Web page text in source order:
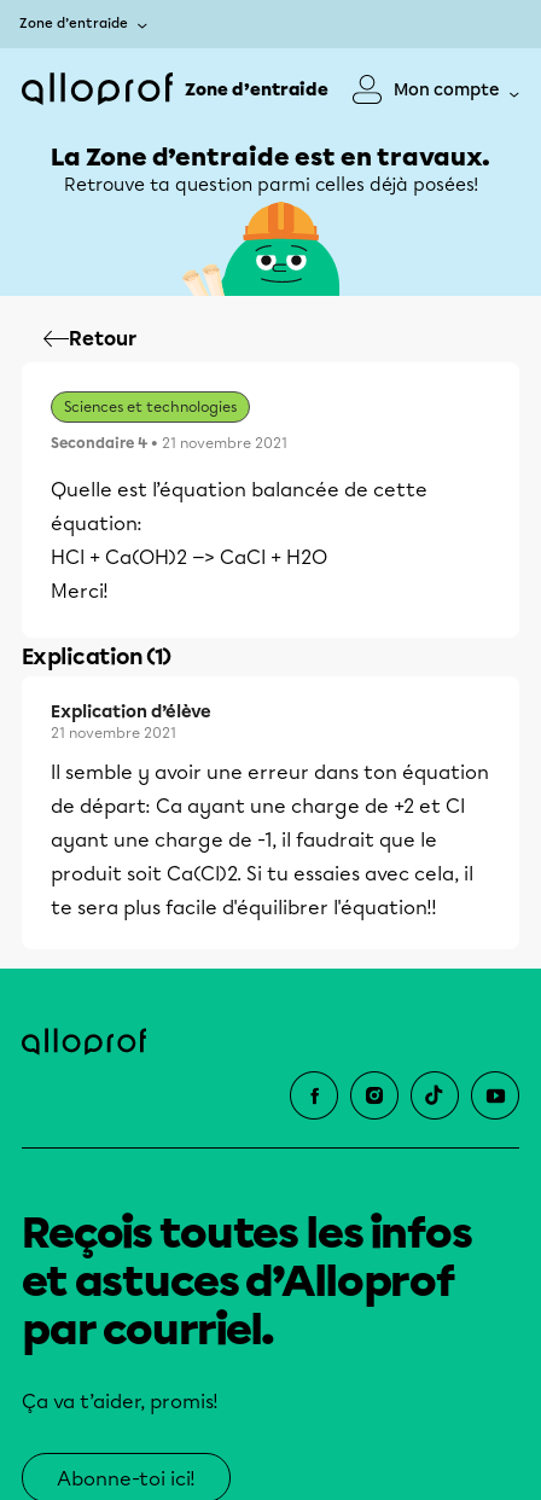
Zone d’entraide
Zone d’entraide Mon compte
La Zone d’entraide est en travaux.
Retrouve ta question parmi celles déjà posées!
Retour
Sciences et technologies
Secondaire 4 • 21 novembre 2021
Quelle est l’équation balancée de cette
équation:
HCl + Ca(OH)2 —> CaCl + H2O
Merci!
Explication (1)
Explication d’élève
21 novembre 2021
Il semble y avoir une erreur dans ton équation
de départ: Ca ayant une charge de +2 et Cl
ayant une charge de -1, il faudrait que le
produit soit Ca(Cl)2. Si tu essaies avec cela, il
te sera plus facile d'équilibrer l'équation!!
Reçois toutes les infos
et astuces d’Alloprof
par courriel.
Ça va t’aider, promis!
Abonne-toi ici!